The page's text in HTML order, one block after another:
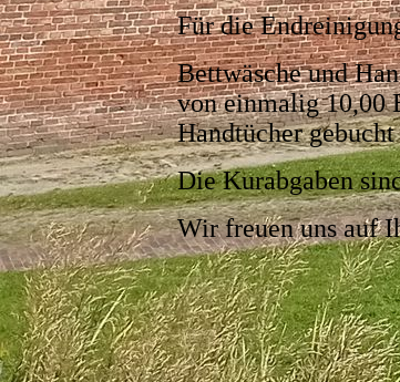
Für die
Bettwäsche und
von einmalig 10,00
Handtücher
Die Kurabgaben
Wir freuen uns auf